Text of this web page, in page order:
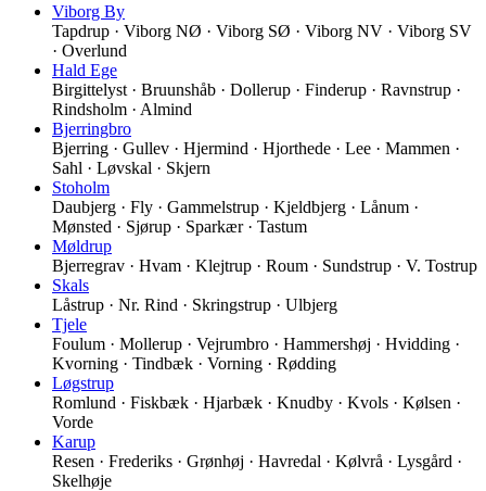
Viborg By
Tapdrup · Viborg NØ · Viborg SØ · Viborg NV · Viborg SV
· Overlund
Hald Ege
Birgittelyst · Bruunshåb · Dollerup · Finderup · Ravnstrup ·
Rindsholm · Almind
Bjerringbro
Bjerring · Gullev · Hjermind · Hjorthede · Lee · Mammen ·
Sahl · Løvskal · Skjern
Stoholm
Daubjerg · Fly · Gammelstrup · Kjeldbjerg · Lånum ·
Mønsted · Sjørup · Sparkær · Tastum
Møldrup
Bjerregrav · Hvam · Klejtrup · Roum · Sundstrup · V. Tostrup
Skals
Låstrup · Nr. Rind · Skringstrup · Ulbjerg
Tjele
Foulum · Mollerup · Vejrumbro · Hammershøj · Hvidding ·
Kvorning · Tindbæk · Vorning · Rødding
Løgstrup
Romlund · Fiskbæk · Hjarbæk · Knudby · Kvols · Kølsen ·
Vorde
Karup
Resen · Frederiks · Grønhøj · Havredal · Kølvrå · Lysgård ·
Skelhøje